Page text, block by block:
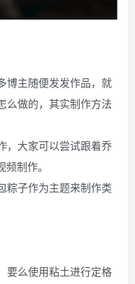
博主随便发发作品，就
么做的，其实制作方法
，大家可以尝试跟着乔
制作。
粽子作为主题来制作类
要么使用粘土进行定格